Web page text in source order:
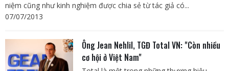
niệm cũng như kinh nghiệm được chia sẻ từ tác giả có...
07/07/2013
Ông Jean Nehlil, TGĐ Total VN: "Còn nhiều
cơ hội ở Việt Nam"